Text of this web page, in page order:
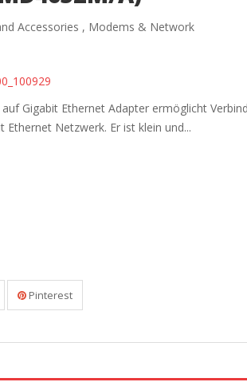
Accessories , Modems & Network
Gigabit Ethernet Adapter ermöglicht
Ethernet Netzwerk. Er ist klein und...
Pinterest